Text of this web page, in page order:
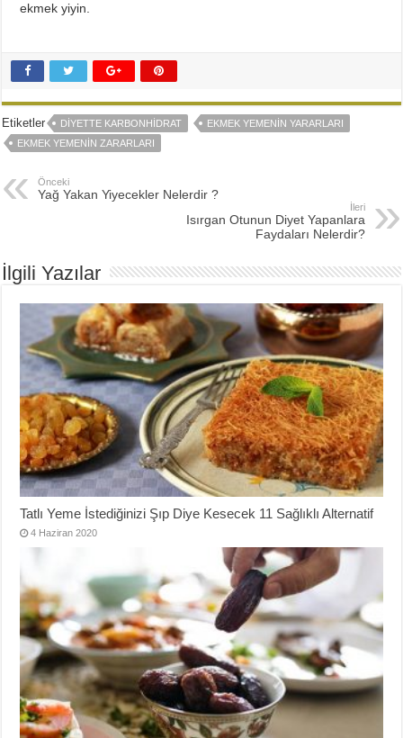
ekmek yiyin.
Etiketler DIYETTE KARBONHIDRAT
EKMEK YEMENIN YARARLARI
EKMEK YEMENIN ZARARLARI
Önceki
Yağ Yakan Yiyecekler Nelerdir ?
İleri
Isırgan Otunun Diyet Yapanlara
Faydaları Nelerdir?
İlgili Yazılar
Tatlı Yeme İstediğinizi Şıp Diye Kesecek 11 Sağlıklı Alternatif
4 Haziran 2020